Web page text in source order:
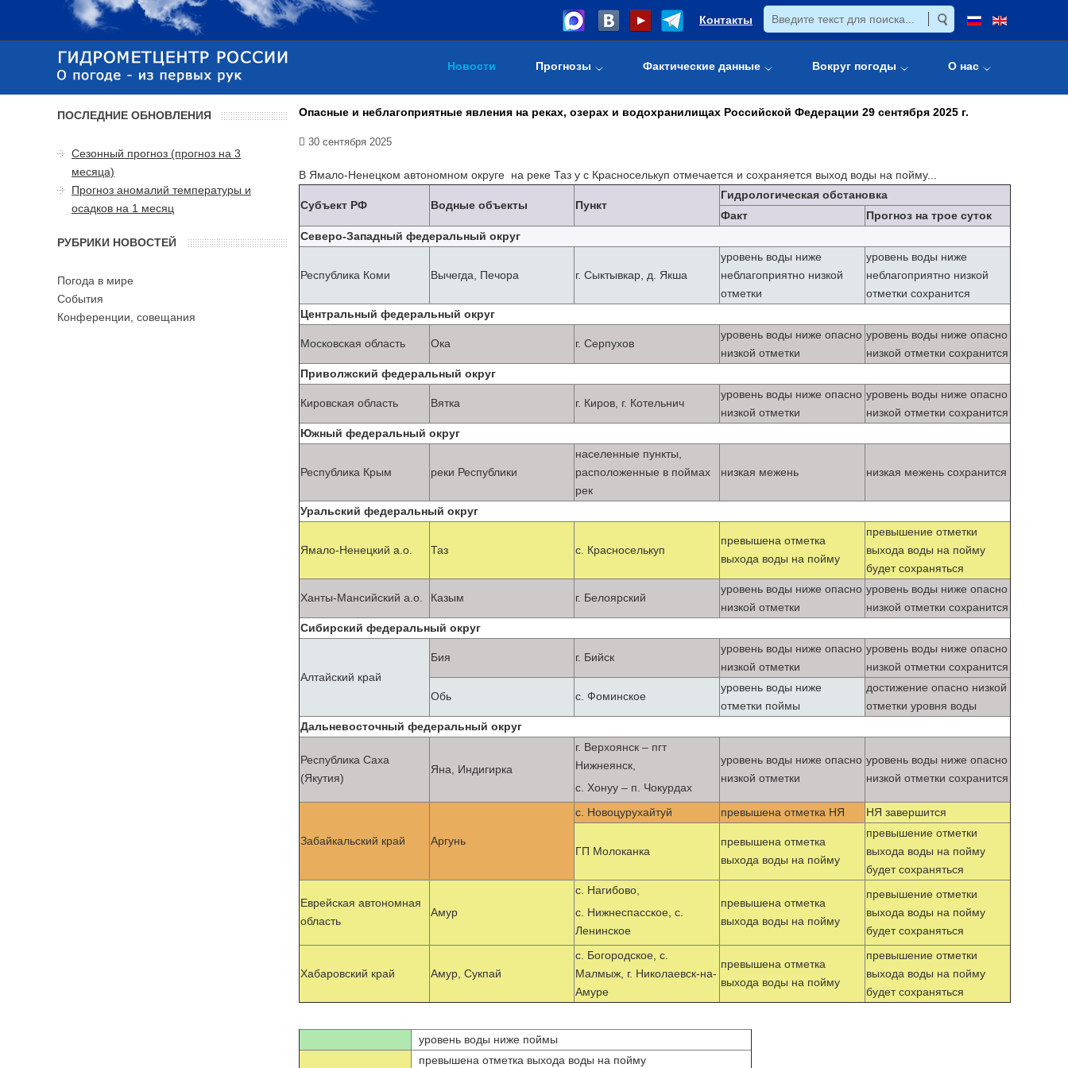
Контакты
Новости Прогнозы Фактические данные Вокруг погоды О нас
Опасные и неблагоприятные явления на реках, озерах и водохранилищах Российской Федерации 29 сентября 2025 г.
30 сентября 2025
В Ямало-Ненецком автономном округе на реке Таз у с Красноселькуп отмечается и сохраняется выход воды на пойму...
Субъект РФ Водные объекты Пункт
Гидрологическая обстановка
Факт
Прогноз на трое суток
Северо-Западный федеральный округ
Республика Коми Вычегда, Печора г. Сыктывкар, д. Якша
уровень воды ниже
неблагоприятно низкой
отметки
уровень воды ниже
неблагоприятно низкой
отметки сохранится
Центральный федеральный округ
Московская область Ока г. Серпухов
уровень воды ниже опасно
низкой отметки
уровень воды ниже опасно
низкой отметки сохранится
Приволжский федеральный округ
Кировская область Вятка г. Киров, г. Котельнич
уровень воды ниже опасно
низкой отметки
уровень воды ниже опасно
низкой отметки сохранится
Южный федеральный округ
Республика Крым реки Республики
населенные пункты,
расположенные в поймах
рек
низкая межень низкая межень сохранится
Уральский федеральный округ
Ямало-Ненецкий а.о. Таз с. Красноселькуп
превышена отметка
выхода воды на пойму
превышение отметки
выхода воды на пойму
будет сохраняться
Ханты-Мансийский а.о. Казым г. Белоярский
уровень воды ниже опасно
низкой отметки
уровень воды ниже опасно
низкой отметки сохранится
Сибирский федеральный округ
Алтайский край
Бия г. Бийск
уровень воды ниже опасно
низкой отметки
уровень воды ниже опасно
низкой отметки сохранится
Обь с. Фоминское
уровень воды ниже
отметки поймы
достижение опасно низкой
отметки уровня воды
Дальневосточный федеральный округ
Республика Саха
(Якутия)
Яна, Индигирка
г. Верхоянск – пгт
Нижнеянск,
с. Хонуу – п. Чокурдах
уровень воды ниже опасно
низкой отметки
уровень воды ниже опасно
низкой отметки сохранится
Забайкальский край Аргунь
с. Новоцурухайтуй превышена отметка НЯ НЯ завершится
ГП Молоканка
превышена отметка
выхода воды на пойму
превышение отметки
выхода воды на пойму
будет сохраняться
Еврейская автономная
область
Амур
с. Нагибово,
с. Нижнеспасское, с.
Ленинское
превышена отметка
выхода воды на пойму
превышение отметки
выхода воды на пойму
будет сохраняться
Хабаровский край Амур, Сукпай
с. Богородское, с.
Малмыж, г. Николаевск-на-
Амуре
превышена отметка
выхода воды на пойму
превышение отметки
выхода воды на пойму
будет сохраняться
уровень воды ниже поймы
превышена отметка выхода воды на пойму
ПОСЛЕДНИЕ ОБНОВЛЕНИЯ
Сезонный прогноз (прогноз на 3
месяца)
Прогноз аномалий температуры и
осадков на 1 месяц
РУБРИКИ НОВОСТЕЙ
Погода в мире
События
Конференции, совещания